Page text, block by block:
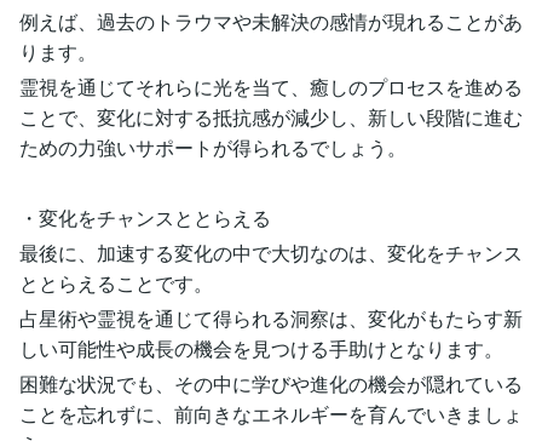
例えば、過去のトラウマや未解決の感情が現れることがあ
ります。
霊視を通じてそれらに光を当て、癒しのプロセスを進める
ことで、変化に対する抵抗感が減少し、新しい段階に進む
ための力強いサポートが得られるでしょう。
・変化をチャンスととらえる
最後に、加速する変化の中で大切なのは、変化をチャンス
ととらえることです。
占星術や霊視を通じて得られる洞察は、変化がもたらす新
しい可能性や成長の機会を見つける手助けとなります。
困難な状況でも、その中に学びや進化の機会が隠れている
ことを忘れずに、前向きなエネルギーを育んでいきましょ